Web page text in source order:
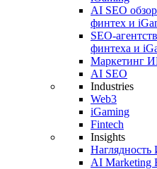
AI SEO
финтех и
SEO-
финтеха и
Маркетинг
AI SEO
Industries
Web3
iGaming
Fintech
Insights
AI Marketing